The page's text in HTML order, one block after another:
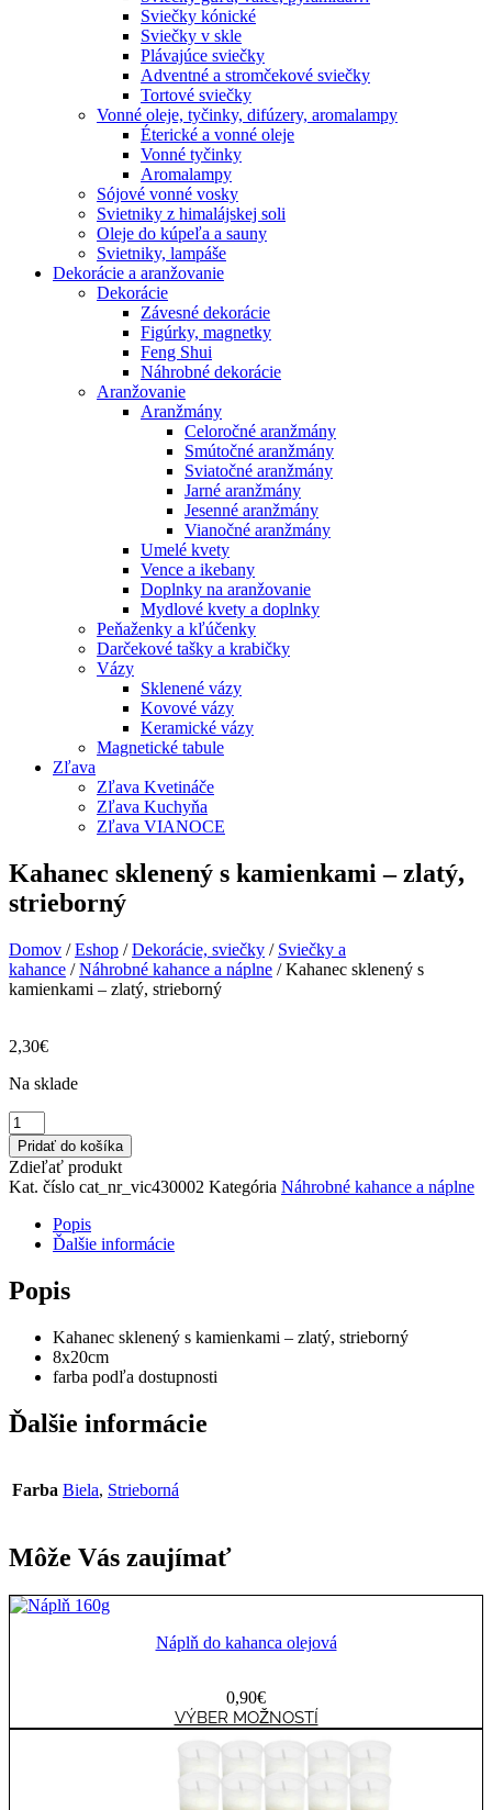
Sviečky kónické
Sviečky v skle
Plávajúce sviečky
Adventné a stromčekové sviečky
Tortové sviečky
Vonné oleje, tyčinky, difúzery, aromalampy
Éterické a vonné oleje
Vonné tyčinky
Aromalampy
Sójové vonné vosky
Svietniky z himalájskej soli
Oleje do kúpeľa a sauny
Svietniky, lampáše
Dekorácie a aranžovanie
Dekorácie
Závesné dekorácie
Figúrky, magnetky
Feng Shui
Náhrobné dekorácie
Aranžovanie
Aranžmány
Celoročné aranžmány
Smútočné aranžmány
Sviatočné aranžmány
Jarné aranžmány
Jesenné aranžmány
Vianočné aranžmány
Umelé kvety
Vence a ikebany
Doplnky na aranžovanie
Mydlové kvety a doplnky
Peňaženky a kľúčenky
Darčekové tašky a krabičky
Vázy
Sklenené vázy
Kovové vázy
Keramické vázy
Magnetické tabule
Zľava
Zľava Kvetináče
Zľava Kuchyňa
Zľava VIANOCE
Kahanec sklenený s kamienkami – zlatý,
strieborný
Domov /Eshop /Dekorácie, sviečky / Sviečky a
kahance /Náhrobné kahance a náplne / Kahanec sklenený s
kamienkami – zlatý, strieborný
2,30€
Na sklade
množstvo
Kahanec
sklenený
s
kamienkami
zlatý,
strieborný
Pridať do košíka
Zdieľať produkt
Kat. číslo cat_nr_vic430002 Kategória Náhrobné kahance a náplne
Popis
Ďalšie informácie
Popis
Kahanec sklenený s kamienkami – zlatý, strieborný
8x20cm
farba podľa dostupnosti
Ďalšie informácie
Farba Biela, Strieborná
Môže Vás zaujímať
Náplň do kahanca olejová
0,90€
VÝBER MOŽNOSTÍTento
produkt
má
viacero
variantov.